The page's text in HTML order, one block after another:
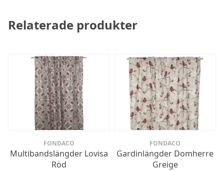
Relaterade produkter
FONDACO
Multibandslängder Lovisa
Röd
FONDACO
Gardinlängder Domherre
Greige